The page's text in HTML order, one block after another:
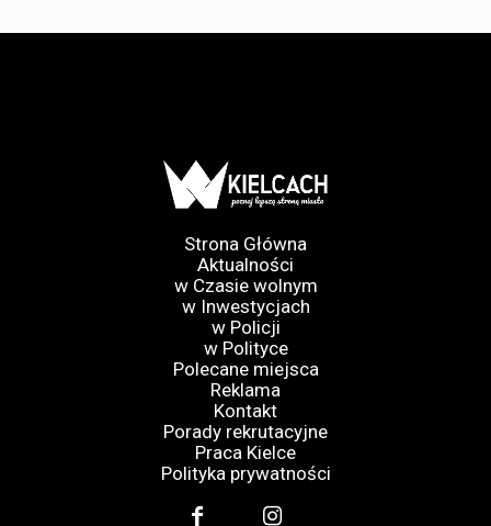
Strona Główna
Aktualności
w Czasie wolnym
w Inwestycjach
w Policji
w Polityce
Polecane miejsca
Reklama
Kontakt
Porady rekrutacyjne
Praca Kielce
Polityka prywatności